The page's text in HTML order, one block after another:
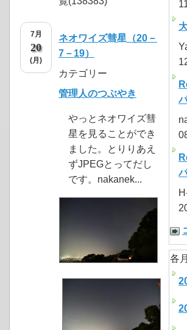
7月
20
(月)
ネオワイズ彗星（20－
7－19）
カテゴリー
管理人のつぶやき
やっとネオワイズ彗
星を見ることができ
ました。とりりあえ
ずJPEGとってだし
です。nakanek...
各